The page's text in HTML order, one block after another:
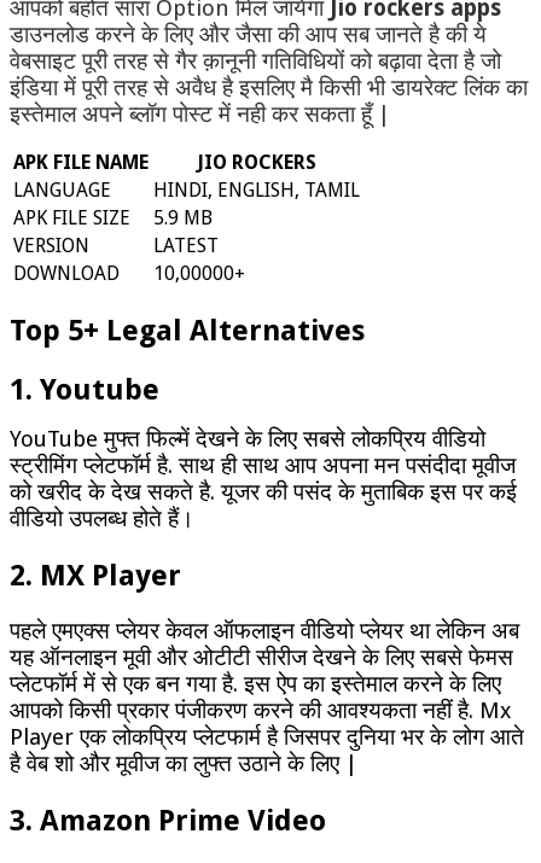
आपको बहोत सारा Option मिल जायेगा Jio rockers apps
डाउनलोड करने के लिए और जैसा की आप सब जानते है की ये
वेबसाइट पूरी तरह से गैर क़ानूनी गतिविधियों को बढ़ावा देता है जो
इंडिया में पूरी तरह से अवैध है इसलिए मै किसी भी डायरेक्ट लिंक का
इस्तेमाल अपने ब्लॉग पोस्ट में नही कर सकता हूँ |
APK FILE NAME
JIO ROCKERS
LANGUAGE
HINDI, ENGLISH, TAMIL
APK FILE SIZE
5.9 MB
VERSION
LATEST
DOWNLOAD
10,00000+
Top 5+ Legal Alternatives
1. Youtube
YouTube मुफ्त फिल्में देखने के लिए सबसे लोकप्रिय वीडियो
स्ट्रीमिंग प्लेटफॉर्म है. साथ ही साथ आप अपना मन पसंदीदा मूवीज
को खरीद के देख सकते है. यूजर की पसंद के मुताबिक इस पर कई
वीडियो उपलब्ध होते हैं।
2. MX Player
पहले एमएक्स प्लेयर केवल ऑफलाइन वीडियो प्लेयर था लेकिन अब
यह ऑनलाइन मूवी और ओटीटी सीरीज देखने के लिए सबसे फेमस
प्लेटफॉर्म में से एक बन गया है. इस ऐप का इस्तेमाल करने के लिए
आपको किसी प्रकार पंजीकरण करने की आवश्यकता नहीं है. Mx
Player एक लोकप्रिय प्लेटफार्म है जिसपर दुनिया भर के लोग आते
है वेब शो और मूवीज का लुफ्त उठाने के लिए |
3. Amazon Prime Video